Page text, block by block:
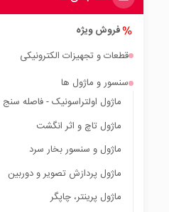
فروش ویژه
قطعات و تجهیزات الکترونیکی
سنسور و ماژول ها
ماژول اولتراسونیک - فاصله سنج
ماژول تاچ و اثر انگشت
ماژول و سنسور بخار سرد
ماژول پردازش تصویر و دوربین
ماژول پرینتر، چاپگر